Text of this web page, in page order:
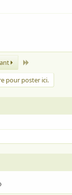
é
pour poster ici.